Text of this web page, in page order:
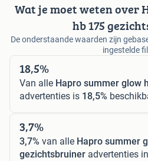
Wat je moet weten over
hb 175
De onderstaande waarden zijn
ingestelde
18,5%
Van alle Hapro summer glow
advertenties is 18,5%
3,7%
3,7% van alle Hapro summer
gezichtsbruiner advertenties